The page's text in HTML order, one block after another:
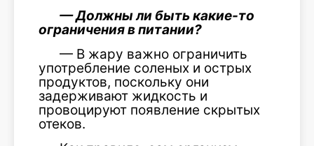
— Должны ли быть какие-то
ограничения в питании?
— В жару важно ограничить
употребление соленых и острых
продуктов, поскольку они
задерживают жидкость и
провоцируют появление скрытых
отеков.